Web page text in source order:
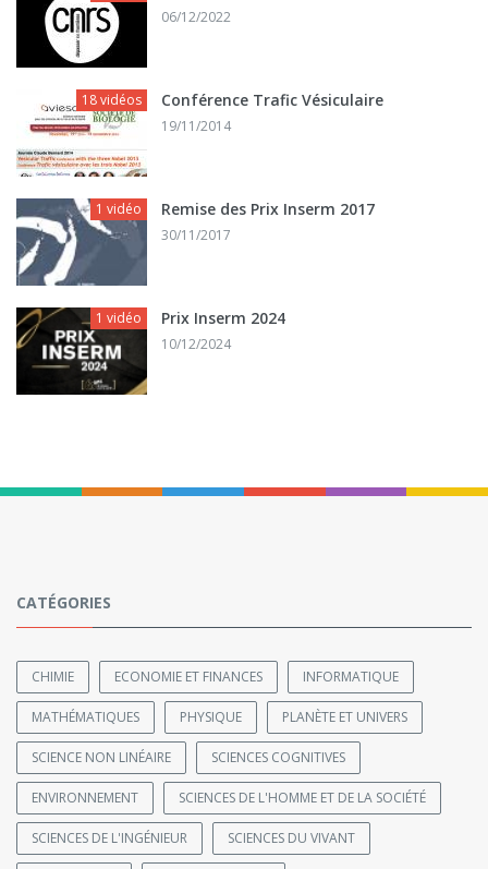
06/12/2022
18 vidéos Conférence Trafic Vésiculaire
19/11/2014
1 vidéo Remise des Prix Inserm 2017
30/11/2017
1 vidéo Prix Inserm 2024
10/12/2024
CATÉGORIES
CHIMIE ECONOMIE ET FINANCES INFORMATIQUE
MATHÉMATIQUES PHYSIQUE PLANÈTE ET UNIVERS
SCIENCE NON LINÉAIRE SCIENCES COGNITIVES
ENVIRONNEMENT SCIENCES DE L'HOMME ET DE LA SOCIÉTÉ
SCIENCES DE L'INGÉNIEUR SCIENCES DU VIVANT